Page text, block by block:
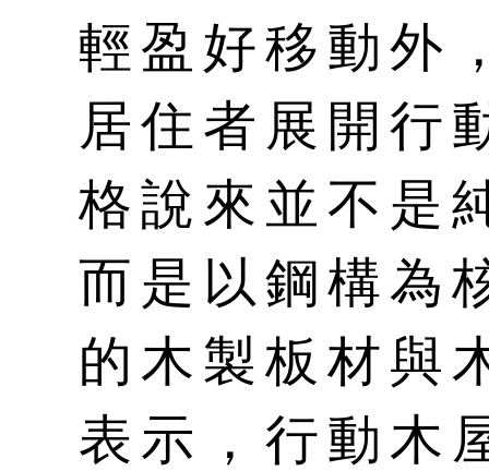
輕盈好移動外
居住者展開行
格說來並不是
而是以鋼構為
的木製板材與
表示，行動木